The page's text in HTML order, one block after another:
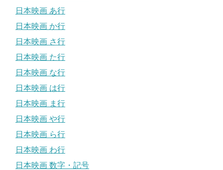
日本映画 あ行
日本映画 か行
日本映画 さ行
日本映画 た行
日本映画 な行
日本映画 は行
日本映画 ま行
日本映画 や行
日本映画 ら行
日本映画 わ行
日本映画 数字・記号